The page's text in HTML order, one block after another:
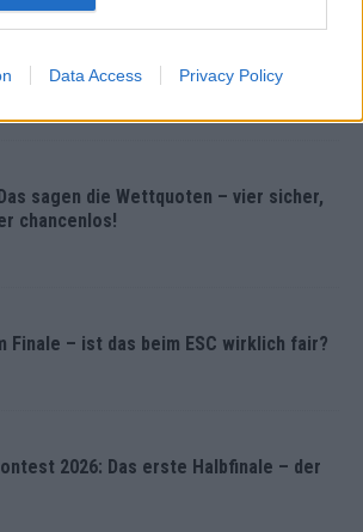
Data Access Privacy Policy
Feuerwerk
sagen die Wettquoten – vier sicher,
chancenlos!
Finale – ist das beim ESC wirklich fair?
2026: Das erste Halbfinale – der